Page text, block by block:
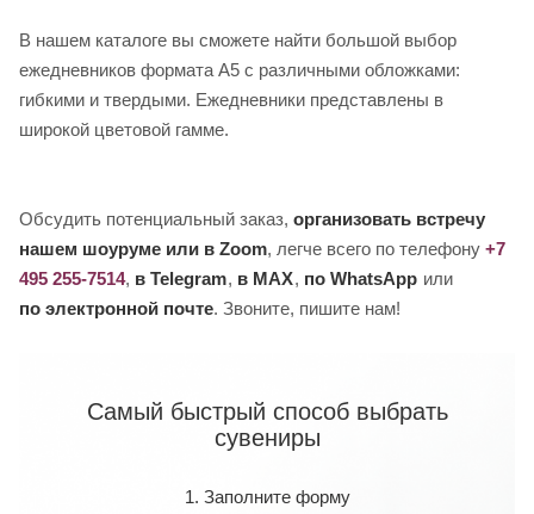
В нашем каталоге вы сможете найти большой выбор
ежедневников формата А5 с различными обложками:
гибкими и твердыми. Ежедневники представлены в
широкой цветовой гамме.
Обсудить потенциальный заказ, организовать встречу
нашем шоуруме или в Zoom, легче всего по телефону +7
495 255-7514, в Telegram, в MAX, по WhatsApp или
по электронной почте. Звоните, пишите нам!
Самый быстрый способ выбрать
сувениры
1. Заполните форму